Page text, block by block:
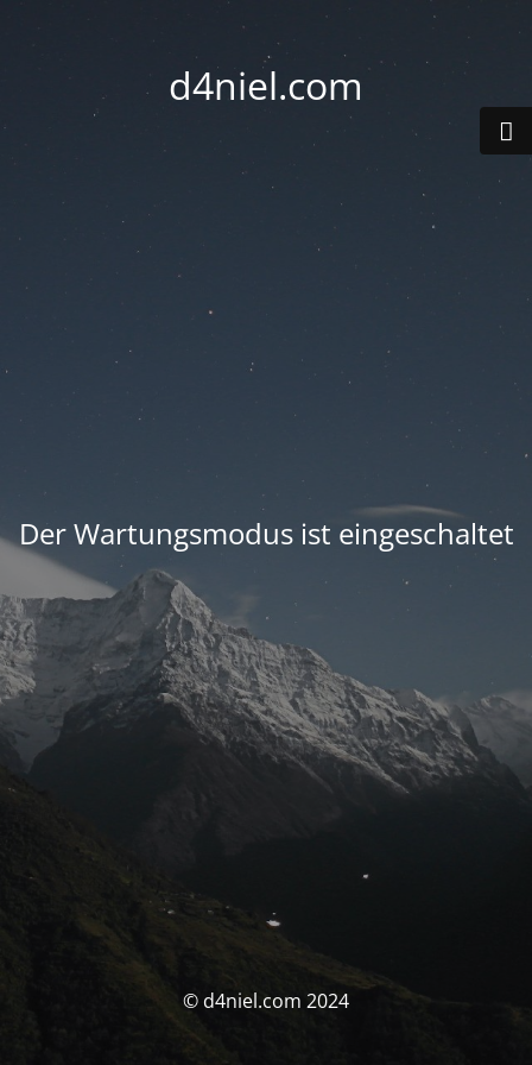
d4niel.com
Der Wartungsmodus ist eingeschaltet
© d4niel.com 2024